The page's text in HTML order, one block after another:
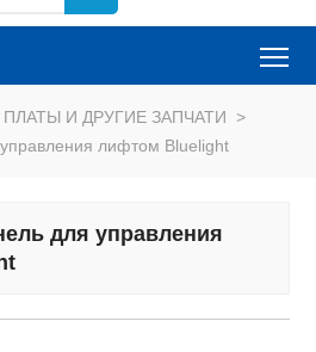
ПЛАТЫ И ДРУГИЕ ЗАПЧАТИ >
лифтом Bluelight
для управления